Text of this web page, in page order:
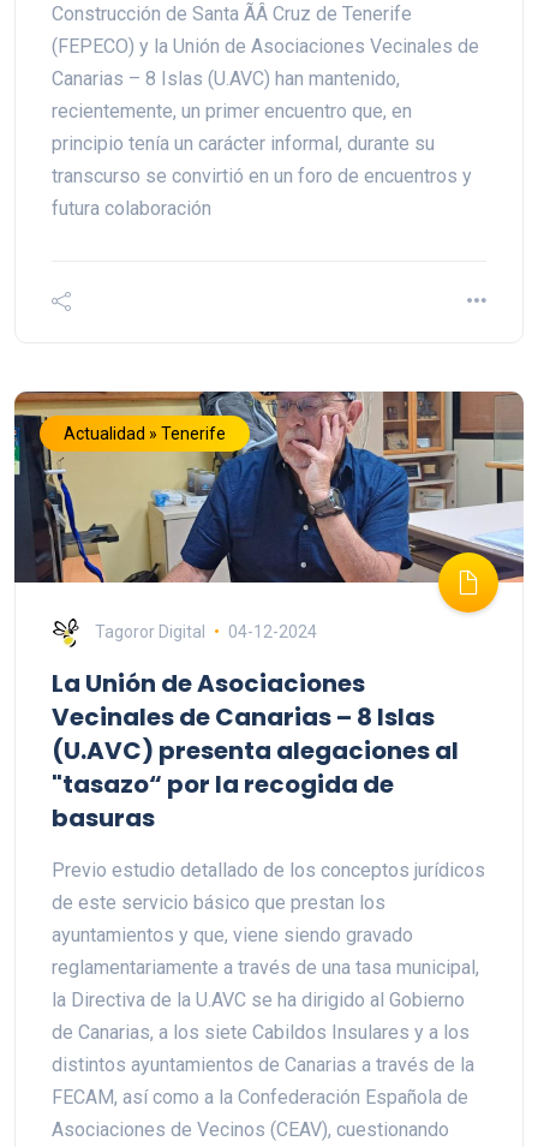
Construcción de Santa ÃÂ Cruz de Tenerife
(FEPECO) y la Unión de Asociaciones Vecinales de
Canarias – 8 Islas (U.AVC) han mantenido,
recientemente, un primer encuentro que, en
principio tenía un carácter informal, durante su
transcurso se convirtió en un foro de encuentros y
futura colaboración
Actualidad » Tenerife
Tagoror Digital 04-12-2024
La Unión de Asociaciones
Vecinales de Canarias – 8 Islas
(U.AVC) presenta alegaciones al
"tasazo“ por la recogida de
basuras
Previo estudio detallado de los conceptos jurídicos
de este servicio básico que prestan los
ayuntamientos y que, viene siendo gravado
reglamentariamente a través de una tasa municipal,
la Directiva de la U.AVC se ha dirigido al Gobierno
de Canarias, a los siete Cabildos Insulares y a los
distintos ayuntamientos de Canarias a través de la
FECAM, así como a la Confederación Española de
Asociaciones de Vecinos (CEAV), cuestionando